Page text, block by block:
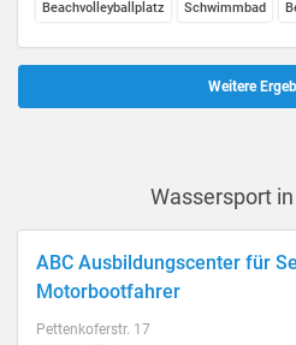
Beachvolleyballplatz Schwimmbad
Weitere
Wassersport
ABC Ausbildungscenter für
Motorbootfahrer
Pettenkoferstr. 17